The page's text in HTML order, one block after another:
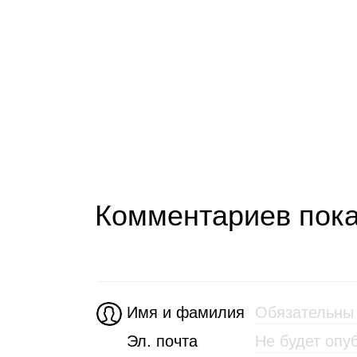
Комментариев
Имя и фамилия
Эл. почта